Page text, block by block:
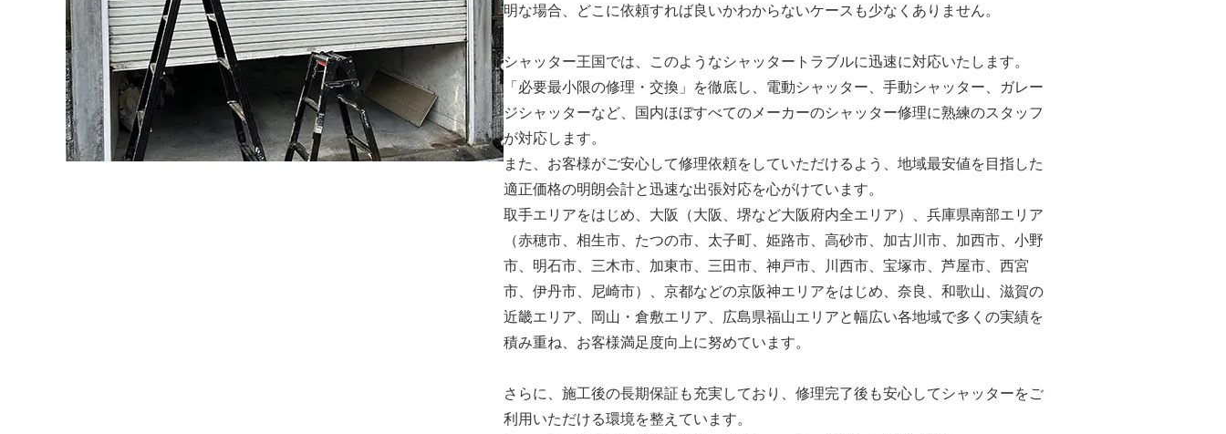
明な場合、どこに依頼すれば良いかわからないケースも少なくありません。
シャッター王国では、このようなシャッタートラブルに迅速に対応いたします。
「必要最小限の修理・交換」を徹底し、電動シャッター、手動シャッター、ガレー
ジシャッターなど、国内ほぼすべてのメーカーのシャッター修理に熟練のスタッフ
が対応します。
また、お客様がご安心して修理依頼をしていただけるよう、地域最安値を目指した
適正価格の明朗会計と迅速な出張対応を心がけています。
取手エリアをはじめ、大阪（大阪、堺など大阪府内全エリア）、兵庫県南部エリア
（赤穂市、相生市、たつの市、太子町、姫路市、高砂市、加古川市、加西市、小野
市、明石市、三木市、加東市、三田市、神戸市、川西市、宝塚市、芦屋市、西宮
市、伊丹市、尼崎市）、京都などの京阪神エリアをはじめ、奈良、和歌山、滋賀の
近畿エリア、岡山・倉敷エリア、広島県福山エリアと幅広い各地域で多くの実績を
積み重ね、お客様満足度向上に努めています。
さらに、施工後の長期保証も充実しており、修理完了後も安心してシャッターをご
利用いただける環境を整えています。